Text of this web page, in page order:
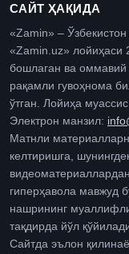
САЙТ ҲАҚИДА
«Zamin» – Ўзбекистон
«Zamin.uz» лойиҳаси
бошлаган ва оммавий
рақамли гувоҳнома
ўтган. Лойиҳа
Электрон манзил:
Матнли
келтиришга,
гиперҳавола мавжуд
нашрининг
тақдирда йўл
Сайтда эълон